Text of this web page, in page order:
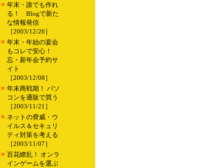
■ 年末・誰でも作れ
る！ Blogで新た
な情報発信
［2003/12/26］
■ 年末・年始の宴会
もコレで安心！
忘・新年会予約サ
イト
［2003/12/08］
■ 年末商戦期！ パソ
コンを通販で買う
［2003/11/21］
■ ネットの脅威・ウ
イルス＆セキュリ
ティ対策を考える
［2003/11/07］
■ 百花繚乱！ オンラ
インゲームを選ぶ